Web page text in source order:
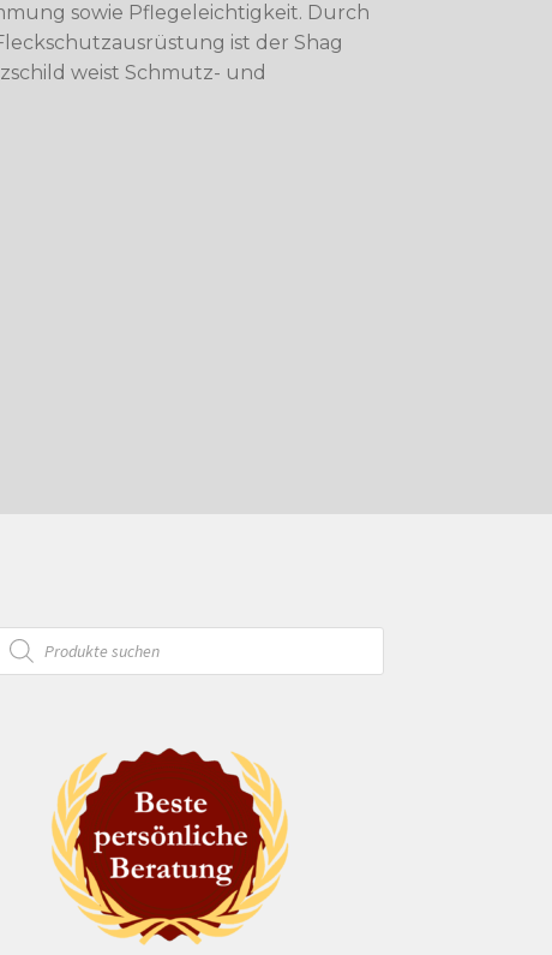
sowie Pflegeleichtigkeit. Durch
ist der Shag
weist Schmutz- und
search